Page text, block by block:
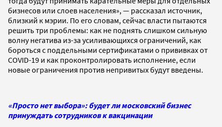
бизнесов или слоев населения», — рассказал источник,
близкий к мэрии. По его словам, сейчас власти пытаются
решить три проблемы: как не поднять слишком сильную
волну негатива из-за усиливающихся ограничений, как
бороться с поддельными сертификатами о прививках от
COVID-19 и как проконтролировать исполнение, если
новые ограничения против непривитых будут введены.
«Просто нет выбора»: будет ли московский бизнес
принуждать сотрудников к вакцинации